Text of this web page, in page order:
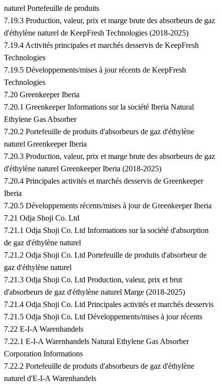
naturel Portefeuille de produits
7.19.3 Production, valeur, prix et marge brute des absorbeurs de gaz
d'éthylène naturel de KeepFresh Technologies (2018-2025)
7.19.4 Activités principales et marchés desservis de KeepFresh
Technologies
7.19.5 Développements/mises à jour récents de KeepFresh
Technologies
7.20 Greenkeeper Iberia
7.20.1 Greenkeeper Informations sur la société Iberia Natural
Ethylene Gas Absorber
7.20.2 Portefeuille de produits d'absorbeurs de gaz d'éthylène
naturel Greenkeeper Iberia
7.20.3 Production, valeur, prix et marge brute des absorbeurs de gaz
d'éthylène naturel Greenkeeper Iberia (2018-2025)
7.20.4 Principales activités et marchés desservis de Greenkeeper
Iberia
7.20.5 Développements récents/mises à jour de Greenkeeper Iberia
7.21 Odja Shoji Co. Ltd
7.21.1 Odja Shoji Co. Ltd Informations sur la société d'absorption
de gaz d'éthylène naturel
7.21.2 Odja Shoji Co. Ltd Portefeuille de produits d'absorbeur de
gaz d'éthylène naturel
7.21.3 Odja Shoji Co. Ltd Production, valeur, prix et brut
d'absorbeurs de gaz d'éthylène naturel Marge (2018-2025)
7.21.4 Odja Shoji Co. Ltd Principales activités et marchés desservis
7.21.5 Odja Shoji Co. Ltd Développements/mises à jour récents
7.22 E-I-A Warenhandels
7.22.1 E-I-A Warenhandels Natural Ethylene Gas Absorber
Corporation Informations
7.22.2 Portefeuille de produits d'absorbeurs de gaz d'éthylène
naturel d'E-I-A Warenhandels